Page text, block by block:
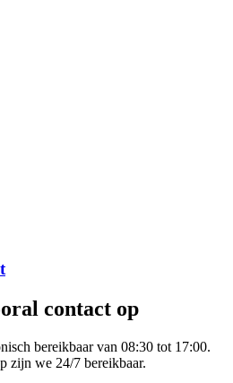
contact op
bereikbaar van 08:30 tot 17:00.
zijn we 24/7 bereikbaar.